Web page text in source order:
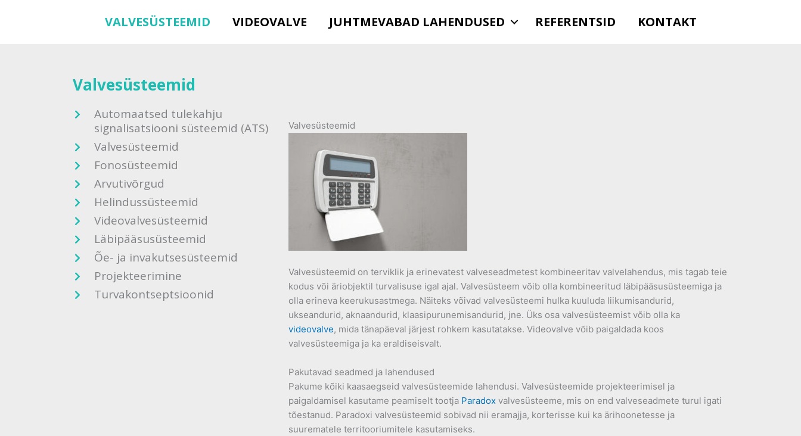
VALVESÜSTEEMID
VIDEOVALVE JUHTMEVABAD LAHENDUSED REFERENTSID KONTAKT
Valvesüsteemid
Automaatsed tulekahju
signalisatsiooni süsteemid (ATS)
Valvesüsteemid
Fonosüsteemid
Arvutivõrgud
Helindussüsteemid
Videovalvesüsteemid
Läbipääsusüsteemid
Õe- ja invakutsesüsteemid
Projekteerimine
Turvakontseptsioonid
Valvesüsteemid
Valvesüsteemid on terviklik ja erinevatest valveseadmetest kombineeritav valvelahendus, mis tagab teie
kodus või äriobjektil turvalisuse igal ajal. Valvesüsteem võib olla kombineeritud läbipääsusüsteemiga ja
olla erineva keerukusastmega. Näiteks võivad valvesüsteemi hulka kuuluda liikumisandurid,
ukseandurid, aknaandurid, klaasipurunemisandurid, jne. Üks osa valvesüsteemist võib olla ka
videovalve, mida tänapäeval järjest rohkem kasutatakse. Videovalve võib paigaldada koos
valvesüsteemiga ja ka eraldiseisvalt.
Pakutavad seadmed ja lahendused
Pakume kõiki kaasaegseid valvesüsteemide lahendusi. Valvesüsteemide projekteerimisel ja
paigaldamisel kasutame peamiselt tootja Paradox valvesüsteeme, mis on end valveseadmete turul igati
tõestanud. Paradoxi valvesüsteemid sobivad nii eramajja, korterisse kui ka ärihoonetesse ja
suurematele territooriumitele kasutamiseks.